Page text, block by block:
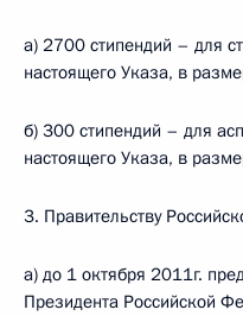
а) 2700 стипендий – для
настоящего Указа, в
б) 300 стипендий – для
настоящего Указа, в
3. Правительству
а) до 1 октября 2011г.
Президента Российской